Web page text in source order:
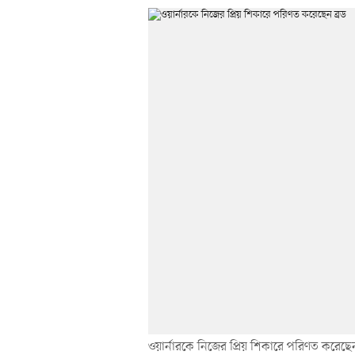
ওয়ার্নারকে নিজের প্রিয় শিকারে পরিণত